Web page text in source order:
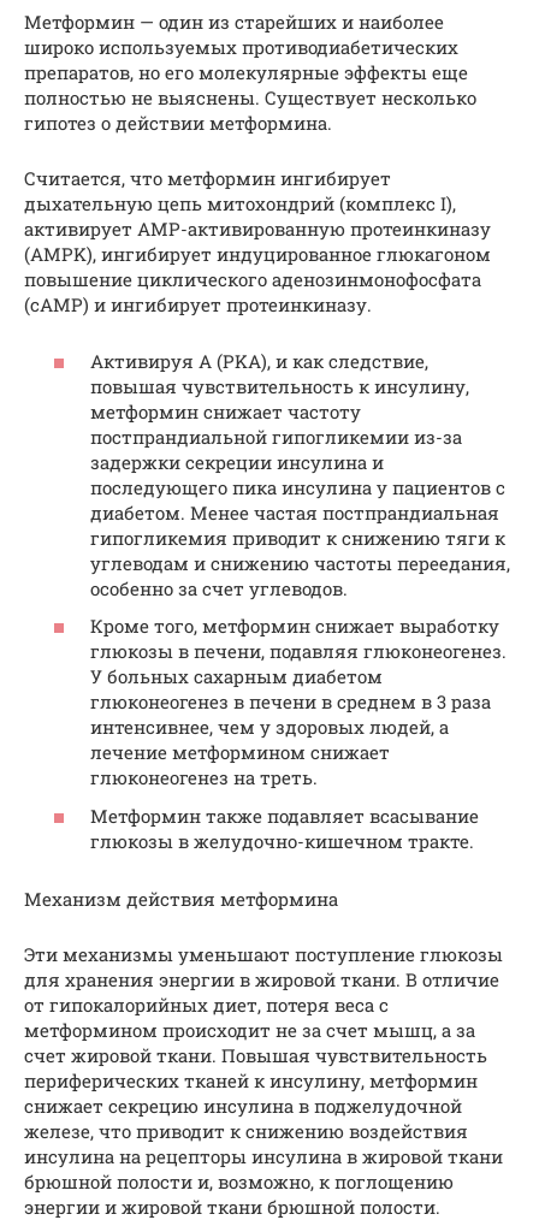
Метформин — один из старейших и наиболее
широко используемых противодиабетических
препаратов, но его молекулярные эффекты еще
полностью не выяснены. Существует несколько
гипотез о действии метформина.
Считается, что метформин ингибирует
дыхательную цепь митохондрий (комплекс I),
активирует AMP-активированную протеинкиназу
(AMPK), ингибирует индуцированное глюкагоном
повышение циклического аденозинмонофосфата
(cAMP) и ингибирует протеинкиназу.
Активируя A (PKA), и как следствие,
повышая чувствительность к инсулину,
метформин снижает частоту
постпрандиальной гипогликемии из-за
задержки секреции инсулина и
последующего пика инсулина у пациентов с
диабетом. Менее частая постпрандиальная
гипогликемия приводит к снижению тяги к
углеводам и снижению частоты переедания,
особенно за счет углеводов.
Кроме того, метформин снижает выработку
глюкозы в печени, подавляя глюконеогенез.
У больных сахарным диабетом
глюконеогенез в печени в среднем в 3 раза
интенсивнее, чем у здоровых людей, а
лечение метформином снижает
глюконеогенез на треть.
Метформин также подавляет всасывание
глюкозы в желудочно-кишечном тракте.
Механизм действия метформина
Эти механизмы уменьшают поступление глюкозы
для хранения энергии в жировой ткани. В отличие
от гипокалорийных диет, потеря веса с
метформином происходит не за счет мышц, а за
счет жировой ткани. Повышая чувствительность
периферических тканей к инсулину, метформин
снижает секрецию инсулина в поджелудочной
железе, что приводит к снижению воздействия
инсулина на рецепторы инсулина в жировой ткани
брюшной полости и, возможно, к поглощению
энергии и жировой ткани брюшной полости.